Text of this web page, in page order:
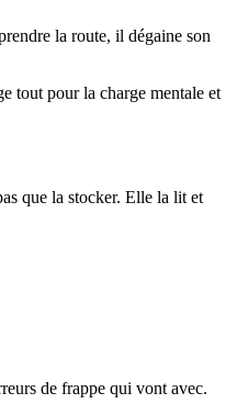
la route, il dégaine son
tout pour la charge mentale et
que la stocker. Elle la lit et
de frappe qui vont avec.